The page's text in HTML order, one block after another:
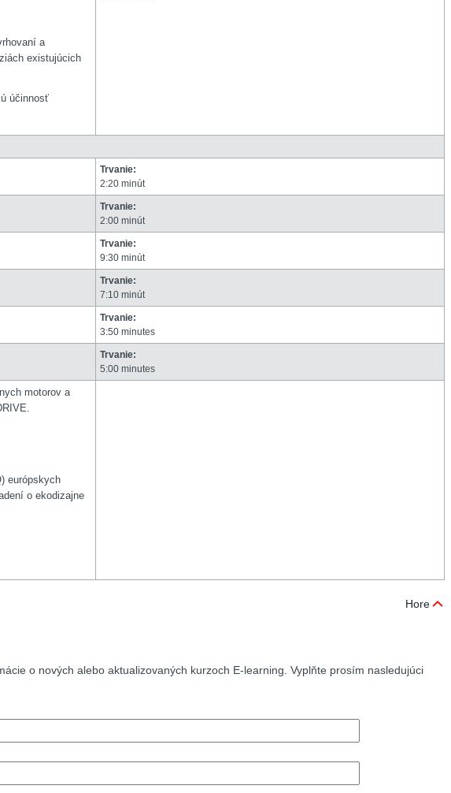
a
existujúcich
účinnosť
Trvanie:
2:20 minút
Trvanie:
2:00 minút
Trvanie:
9:30 minút
Trvanie:
7:10 minút
Trvanie:
3:50 minutes
Trvanie:
5:00 minutes
motorov a
európskych
o ekodizajne
Hore
o nových alebo aktualizovaných kurzoch E-learning. Vyplňte prosím nasledujúci